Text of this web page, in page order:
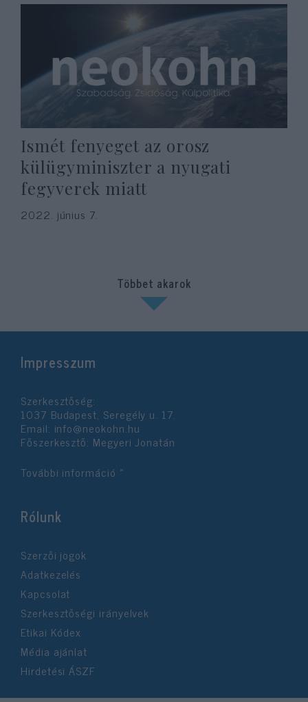
Ismét fenyeget az orosz
külügyminiszter a nyugati
fegyverek miatt
2022. június 7.
Többet akarok
Impresszum
Szerkesztőség:
1037 Budapest, Seregély u. 17.
Email: info@neokohn.hu
Főszerkesztő: Megyeri Jonatán
További információ »
Rólunk
Szerzői jogok
Adatkezelés
Kapcsolat
Szerkesztőségi irányelvek
Etikai Kódex
Média ajánlat
Hirdetési ÁSZF